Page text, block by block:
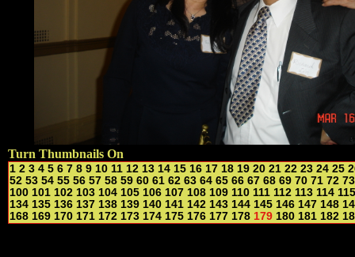
Turn Thumbnails On
1 2 3 4 5 6 7 8 9 10 11 12 13 14 15 16 17 18 19 20 21 22 23 24 25
52 53 54 55 56 57 58 59 60 61 62 63 64 65 66 67 68 69 70 71 72 73
100 101 102 103 104 105 106 107 108 109 110 111 112 113 114 115
134 135 136 137 138 139 140 141 142 143 144 145 146 147 148
168 169 170 171 172 173 174 175 176 177 178 179 180 181 182